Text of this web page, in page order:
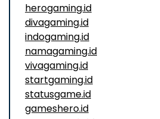
herogaming.id
divagaming.id
indogaming.id
namagaming.id
vivagaming.id
startgaming.id
statusgame.id
gameshero.id